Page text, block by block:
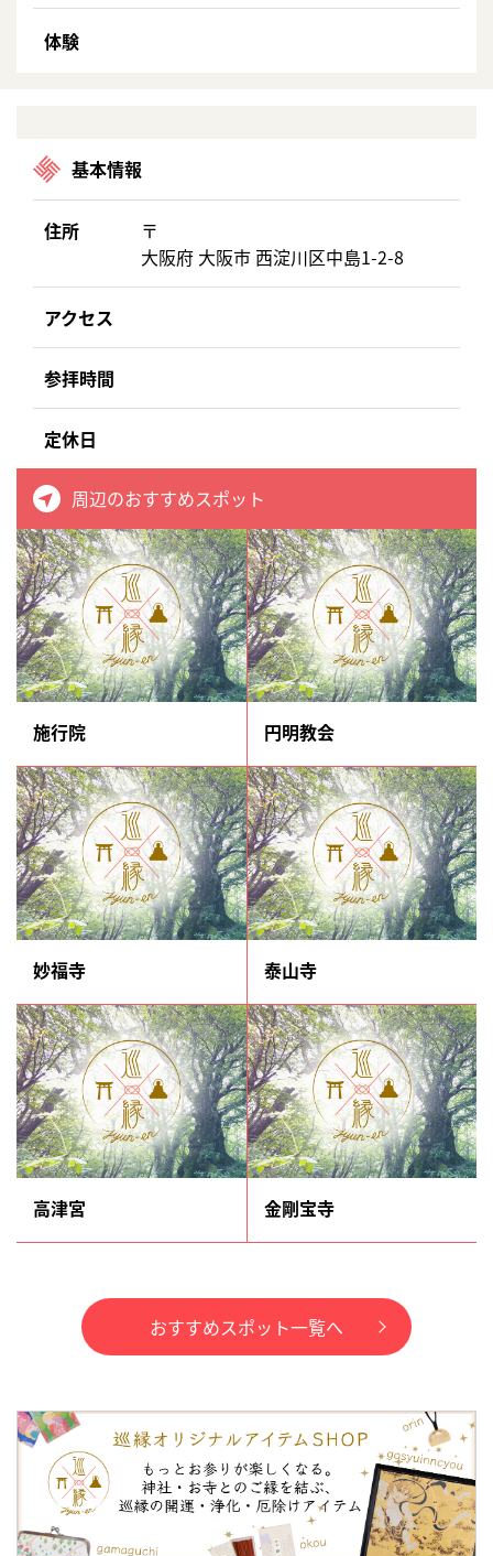
体験
基本情報
住所
〒
大阪府 大阪市 西淀川区中島1-2-8
アクセス
参拝時間
定休日
周辺のおすすめスポット
施行院 円明教会
妙福寺 泰山寺
高津宮 金剛宝寺
おすすめスポット一覧へ